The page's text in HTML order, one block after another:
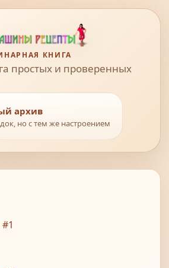
КНИГА
простых и проверенных
архив
но с тем же настроением